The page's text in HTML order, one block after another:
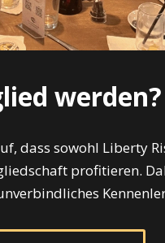
werden?
dass sowohl Liberty
profitieren.